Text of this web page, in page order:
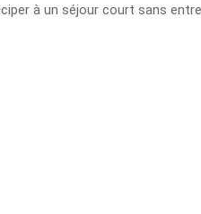
à un séjour court sans